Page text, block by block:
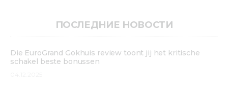
Медиацентр
Инфоресурсы
ПОСЛЕДНИЕ НОВОСТИ
Die EuroGrand Gokhuis review toont jij het kritische
schakel beste bonussen